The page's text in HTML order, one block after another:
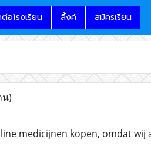
อโรงเรียน ลิ้งค์ สมัครเรียน
น)
medicijnen kopen, omdat wij